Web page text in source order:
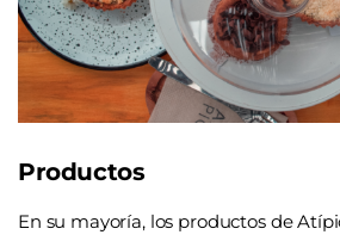
Productos
En su mayoría, los productos de